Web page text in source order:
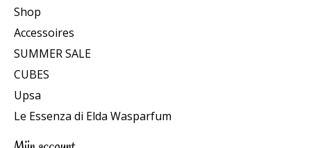
Shop
Accessoires
SUMMER SALE
CUBES
Upsa
Le Essenza di Elda Wasparfum